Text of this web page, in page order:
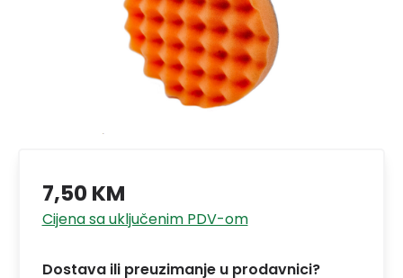
7,50 KM
Cijena sa uključenim PDV-om
Dostava ili preuzimanje u prodavnici?